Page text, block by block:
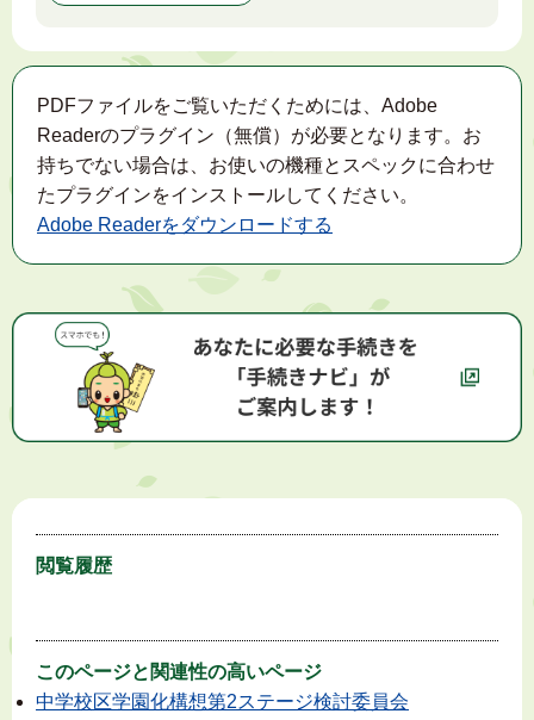
PDFファイルをご覧いただくためには、Adobe
Readerのプラグイン（無償）が必要となります。お
持ちでない場合は、お使いの機種とスペックに合わせ
たプラグインをインストールしてください。
Adobe Readerをダウンロードする
閲覧履歴
このページと 関連性の高いページ
中学校区学園化構想第2ステージ検討委員会